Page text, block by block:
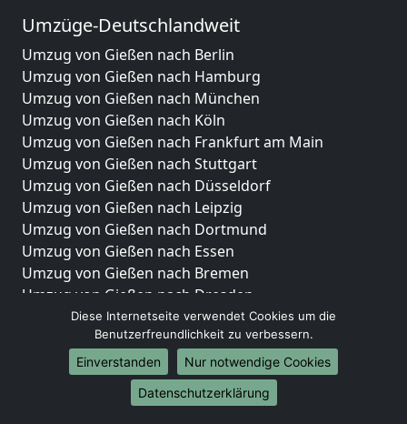
Umzüge-Deutschlandweit
Umzug von Gießen nach Berlin
Umzug von Gießen nach Hamburg
Umzug von Gießen nach München
Umzug von Gießen nach Köln
Umzug von Gießen nach Frankfurt am Main
Umzug von Gießen nach Stuttgart
Umzug von Gießen nach Düsseldorf
Umzug von Gießen nach Leipzig
Umzug von Gießen nach Dortmund
Umzug von Gießen nach Essen
Umzug von Gießen nach Bremen
Umzug von Gießen nach Dresden
Umzug von Gießen nach Hannover
Umzug von Gießen nach Nürnberg
Umzug von Gießen nach Duisburg
Umzug von Gießen nach Bochum
Umzug von Gießen nach Wuppertal
Diese Internetseite verwendet Cookies um die
Benutzerfreundlichkeit zu verbessern.
Einverstanden
Nur notwendige Cookies
Datenschutzerklärung